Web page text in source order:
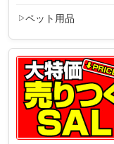
ペット用品